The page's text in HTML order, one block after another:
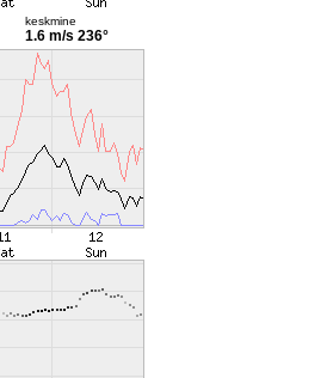
keskmine
1.6 m/s 236°